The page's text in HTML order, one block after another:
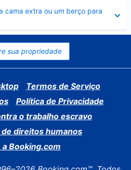
cama extra ou um berço para
sua propriedade
Termos de Serviço
Política de Privacidade
o trabalho escravo
direitos humanos
a Booking.com